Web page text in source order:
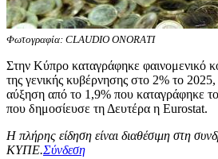
Φωτογραφία: CLAUDIO ONORATI
Στην Κύπρο καταγράφηκε φαινομενικό
της γενικής κυβέρνησης στο 2% το
αύξηση από το 1,9% που καταγράφηκε
που δημοσίευσε τη Δευτέρα η Eurostat.
Η πλήρης είδηση είναι διαθέσιμη στη
ΚΥΠΕ.Σύνδεση